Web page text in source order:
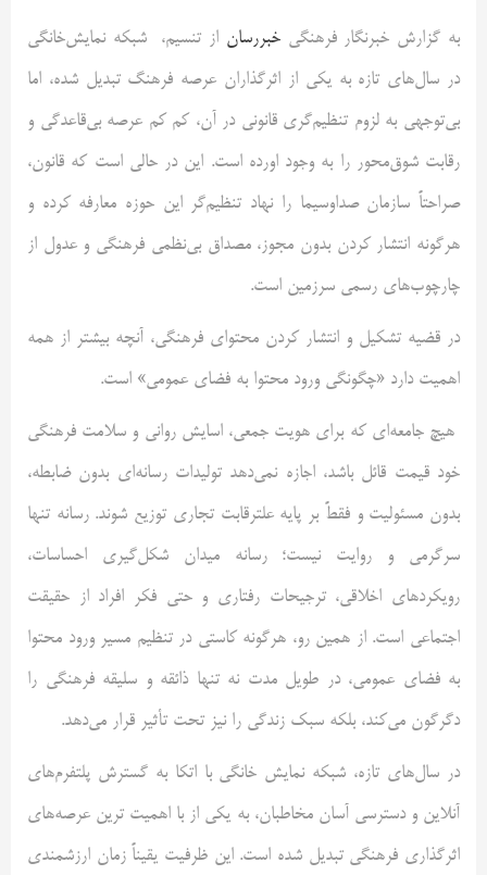
به گزارش خبرنگار فرهنگیخبررسان از تنسیم، شبکه نمایش‌خانگی
در سال‌های تازه به یکی از اثرگذاران عرصه‌ فرهنگ تبدیل شده، اما
بی‌توجهی به لزوم تنظیم‌گری قانونی در آن، کم کم عرصه بی‌قاعدگی و
رقابت شوق‌محور را به وجود اورده است. این در حالی است که قانون،
صراحتاً سازمان صداوسیما را نهاد تنظیم‌گر این حوزه معارفه کرده و
هرگونه انتشار کردن بدون مجوز، مصداق بی‌نظمی فرهنگی و عدول از
چارچوب‌های رسمی سرزمین است.
در قضیه تشکیل و انتشار کردن محتوای فرهنگی، آنچه بیشتر از همه
اهمیت دارد «چگونگی ورود محتوا به فضای عمومی» است.
هیچ جامعه‌ای که برای هویت جمعی، اسایش روانی و سلامت فرهنگی
خود قیمت قائل باشد، اجازه نمی‌دهد تولیدات رسانه‌ای بدون ضابطه،
بدون مسئولیت و فقطً بر پایه علترقابت تجاری توزیع شوند. رسانه تنها
سرگرمی و روایت نیست؛ رسانه میدان شکل‌گیری احساسات،
رویکردهای اخلاقی، ترجیحات رفتاری و حتی فکر افراد از حقیقت
اجتماعی است. از همین رو، هرگونه کاستی در تنظیم مسیر ورود محتوا
به فضای عمومی، در طویل مدت نه تنها ذائقه و سلیقه فرهنگی را
دگرگون می‌کند، بلکه سبک زندگی را نیز تحت تأثیر قرار می‌دهد.
در سال‌های تازه، شبکه نمایش خانگی با اتکا به گسترش پلتفرم‌های
آنلاین و دسترسی آسان مخاطبان، به یکی از با اهمیت ترین عرصه‌های
اثرگذاری فرهنگی تبدیل شده است. این ظرفیت یقیناً زمان ارزشمندی